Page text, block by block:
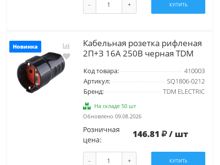
- + КУПИТЬ
Новинка
Кабельная розетка рифленая
2П+З 16А 250B черная TDM
Код товара:
410003
Артикул:
SQ1806-0212
Бренд:
TDM ELECTRIC
На складе 50 шт
Обновлено 09.08.2026
Розничная
цена:
146.81 / шт
- + КУПИТЬ